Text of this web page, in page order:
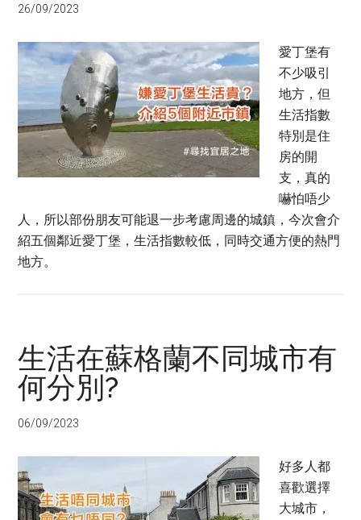
26/09/2023
愛丁堡有
不少吸引
地方，但
生活指數
特別是住
房的開
支，真的
嚇怕唔少
人，所以部份朋友可能退一步考慮周邊的城鎮，今次會介
紹五個鄰近愛丁堡，生活指數較低，同時交通方便的熱門
地方。
生活在蘇格蘭不同城市有
何分別?
06/09/2023
好多人都
喜歡選擇
大城市，